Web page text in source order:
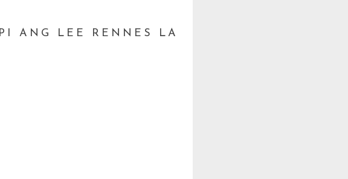
ANG LEE RENNES LA